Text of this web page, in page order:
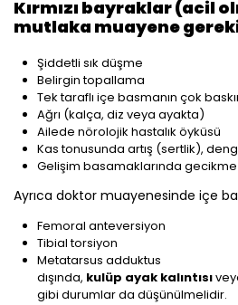
Kırmızı bayraklar (acil
mutlaka muayene
Şiddetli sık düşme
Belirgin topallama
Tek taraflı içe basmanın çok
Ağrı (kalça, diz veya ayakta)
Ailede nörolojik hastalık öyküsü
Kas tonusunda artış (sertlik),
Gelişim basamaklarında gecikme
Ayrıca doktor muayenesinde içe
Femoral anteversiyon
Tibial torsiyon
Metatarsus adduktus
dışında, kulüp ayak kalıntısı
gibi durumlar da düşünülmelidir.